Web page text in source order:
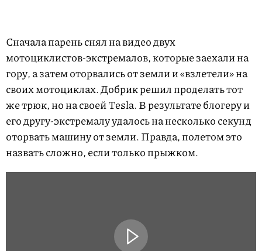
Сначала парень снял на видео двух
мотоциклистов-экстремалов, которые заехали на
гору, а затем оторвались от земли и «взлетели» на
своих мотоциклах. Добрик решил проделать тот
же трюк, но на своей Tesla. В результате блогеру и
его другу-экстремалу удалось на несколько секунд
оторвать машину от земли. Правда, полетом это
назвать сложно, если только прыжком.